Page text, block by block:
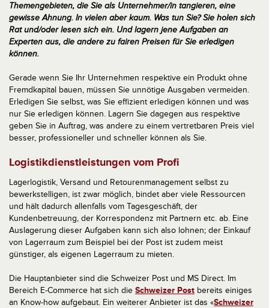
Themengebieten, die Sie als Unternehmer/in tangieren, eine
gewisse Ahnung. In vielen aber kaum. Was tun Sie? Sie holen sich
Rat und/oder lesen sich ein. Und lagern jene Aufgaben an
Experten aus, die andere zu fairen Preisen für Sie erledigen
können.
Gerade wenn Sie Ihr Unternehmen respektive ein Produkt ohne
Fremdkapital bauen, müssen Sie unnötige Ausgaben vermeiden.
Erledigen Sie selbst, was Sie effizient erledigen können und was
nur Sie erledigen können. Lagern Sie dagegen aus respektive
geben Sie in Auftrag, was andere zu einem vertretbaren Preis viel
besser, professioneller und schneller können als Sie.
Logistikdienstleistungen vom Profi
Lagerlogistik, Versand und Retourenmanagement selbst zu
bewerkstelligen, ist zwar möglich, bindet aber viele Ressourcen
und hält dadurch allenfalls vom Tagesgeschäft, der
Kundenbetreuung, der Korrespondenz mit Partnern etc. ab. Eine
Auslagerung dieser Aufgaben kann sich also lohnen; der Einkauf
von Lagerraum zum Beispiel bei der Post ist zudem meist
günstiger, als eigenen Lagerraum zu mieten.
Die Hauptanbieter sind die Schweizer Post und MS Direct. Im
Bereich E-Commerce hat sich die Schweizer Post bereits einiges
an Know-how aufgebaut. Ein weiterer Anbieter ist das «Schweizer